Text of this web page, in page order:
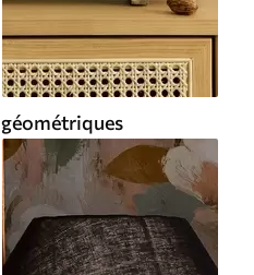
géométriques